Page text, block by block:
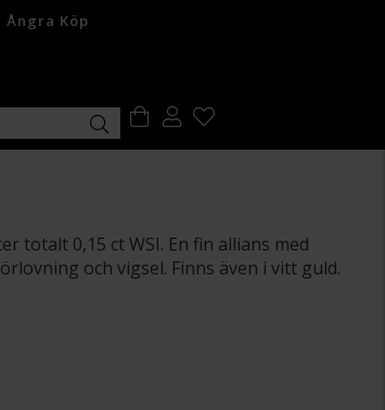
Ångra Köp
totalt 0,15 ct WSI. En fin allians med
och vigsel. Finns även i vitt guld.